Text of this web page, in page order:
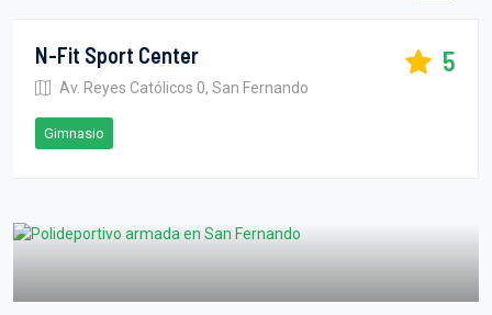
N-Fit Sport Center
Av. Reyes Católicos 0, San Fernando
5
Gimnasio